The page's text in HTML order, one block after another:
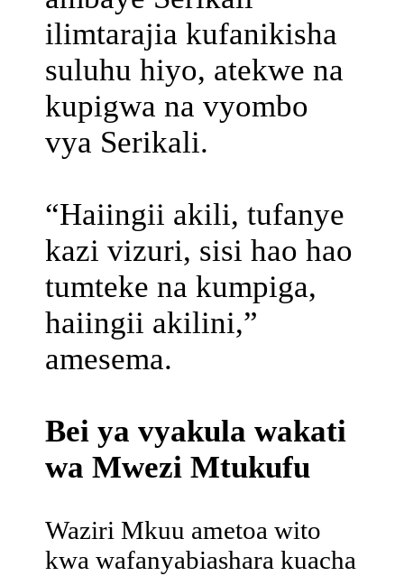
ilimtarajia kufanikisha
suluhu hiyo, atekwe na
kupigwa na vyombo
vya Serikali.
“Haiingii akili, tufanye
kazi vizuri, sisi hao hao
tumteke na kumpiga,
haiingii akilini,”
amesema.
Bei ya vyakula wakati
wa Mwezi Mtukufu
Waziri Mkuu ametoa wito
kwa wafanyabiashara kuacha